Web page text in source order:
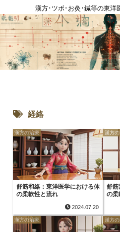
漢方･ツボ･お灸･鍼等の東洋
経絡
漢方の治療
舒筋和絡：東洋医学における体
の柔軟性と流れ
2024.07.20
漢方
舒筋
の柔
漢方の治療 漢方